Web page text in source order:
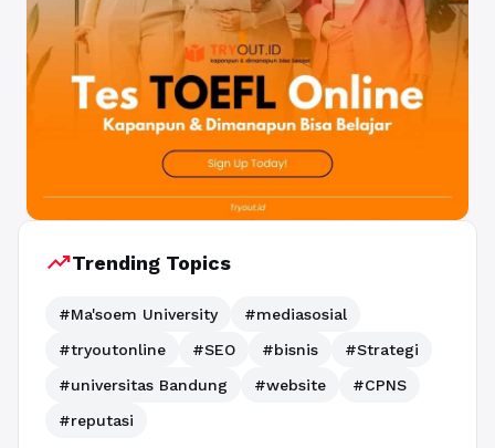
trending_upTrending Topics
#Ma'soem University
#mediasosial
#tryoutonline
#SEO #bisnis
#Strategi
#universitas Bandung
#website
#CPNS
#reputasi